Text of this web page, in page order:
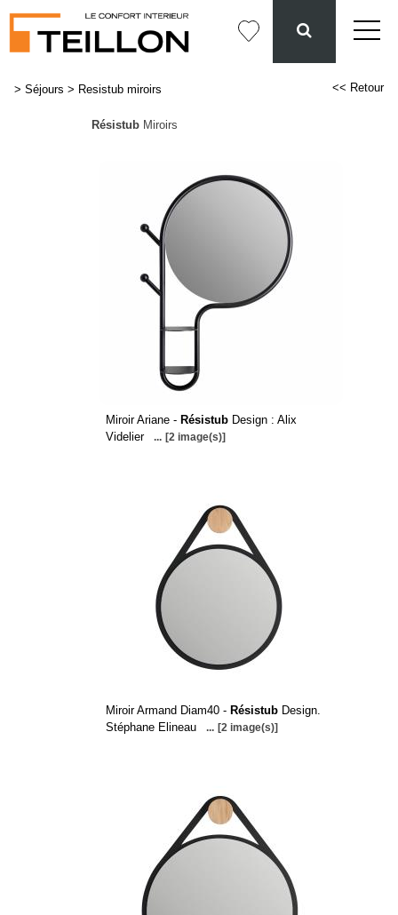
> Séjours > Resistub miroirs << Retour
RésistubMiroirs
Miroir Ariane - RésistubDesign : Alix
Videlier
... [2 image(s)]
Miroir Armand Diam40 - RésistubDesign.
Stéphane Elineau
... [2 image(s)]